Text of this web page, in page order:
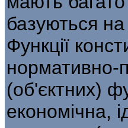
базуються
Функції
нормативно-
(об'єктних)
економічна,